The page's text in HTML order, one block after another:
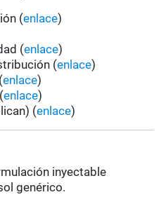
(enlace)
(enlace)
(enlace)
enlace)
enlace)
(enlace)
inyectable
genérico.